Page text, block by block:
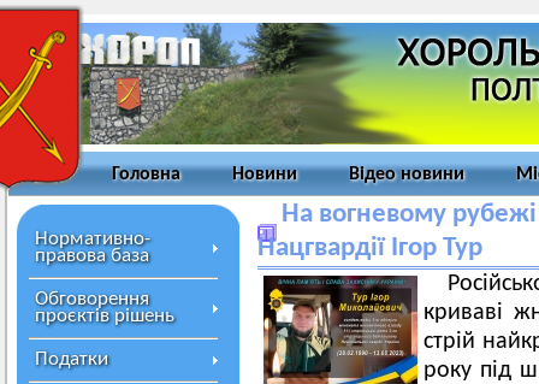
Головна Новини Відео новини
Нормативно-
правова база
Обговорення
проєктів рішень
Податки
На вогневому
Нацгвардії Ігор Тур
криваві
стрій
року під